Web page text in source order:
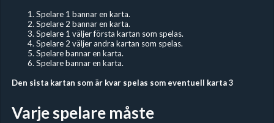
Spelare 1 bannar en karta.
Spelare 2 bannar en karta.
Spelare 1 väljer första kartan som spelas.
Spelare 2 väljer andra kartan som spelas.
Spelare bannar en karta.
Spelare bannar en karta.
Den sista kartan som är kvar spelas som eventuell karta 3
Varje spelare måste